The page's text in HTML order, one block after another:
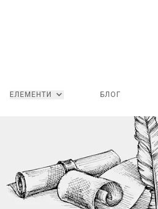
ЕЛЕМЕНТИ БЛОГ